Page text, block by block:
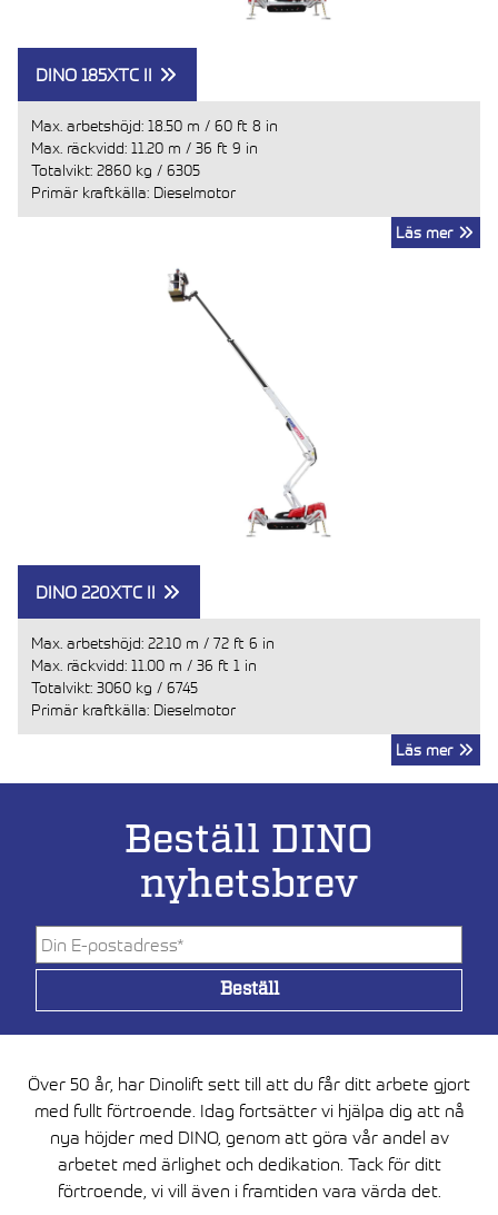
DINO 185XTC II
Max. arbetshöjd: 18.50 m / 60 ft 8 in
Max. räckvidd: 11.20 m / 36 ft 9 in
Totalvikt: 2860 kg / 6305
Primär kraftkälla: Dieselmotor
Läs mer
DINO 220XTC II
Max. arbetshöjd: 22.10 m / 72 ft 6 in
Max. räckvidd: 11.00 m / 36 ft 1 in
Totalvikt: 3060 kg / 6745
Primär kraftkälla: Dieselmotor
Läs mer
Beställ DINO
nyhetsbrev
Över 50 år, har Dinolift sett till att du får ditt arbete gjort
med fullt förtroende. Idag fortsätter vi hjälpa dig att nå
nya höjder med DINO, genom att göra vår andel av
arbetet med ärlighet och dedikation. Tack för ditt
förtroende, vi vill även i framtiden vara värda det.